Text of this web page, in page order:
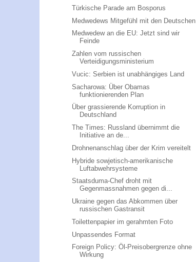
Türkische Parade am Bosporus
Medwedews Mitgefühl mit den Deutschen
Medwedew an die EU: Jetzt sind wir
Feinde
Zahlen vom russischen
Verteidigungsministerium
Vucic: Serbien ist unabhängiges Land
Sacharowa: Über Obamas
funktionierenden Plan
Über grassierende Korruption in
Deutschland
The Times: Russland übernimmt die
Initiative an de...
Drohnenanschlag über der Krim vereitelt
Hybride sowjetisch-amerikanische
Luftabwehrsysteme
Staatsduma-Chef droht mit
Gegenmassnahmen gegen di...
Ukraine gegen das Abkommen über
russischen Gastransit
Toilettenpapier im gerahmten Foto
Unpassendes Format
Foreign Policy: Öl-Preisobergrenze ohne
Wirkung